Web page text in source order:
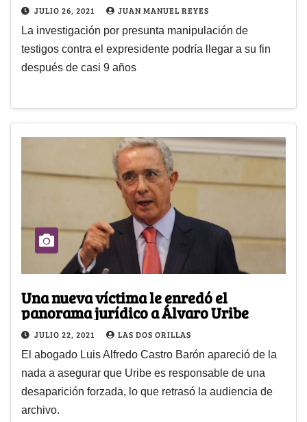
JULIO 26, 2021 JUAN MANUEL REYES
La investigación por presunta manipulación de
testigos contra el expresidente podría llegar a su fin
después de casi 9 años
Una nueva víctima le enredó el
panorama jurídico a Álvaro Uribe
JULIO 22, 2021 LAS DOS ORILLAS
El abogado Luis Alfredo Castro Barón apareció de la
nada a asegurar que Uribe es responsable de una
desaparición forzada, lo que retrasó la audiencia de
archivo.